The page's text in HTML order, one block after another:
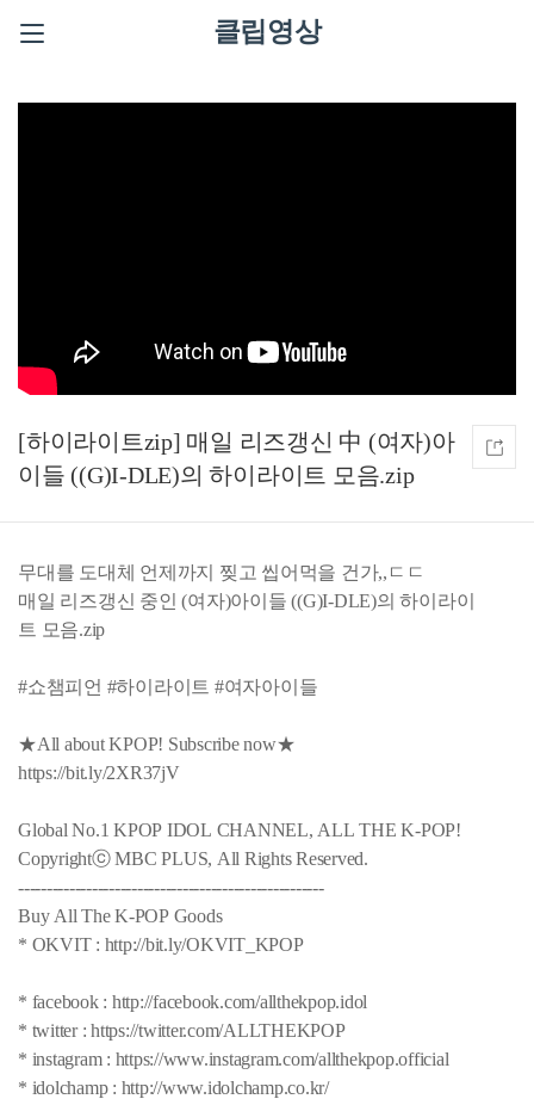
클립영상
[하이라이트zip] 매일 리즈갱신 中 (여자)아
이들 ((G)I-DLE)의 하이라이트 모음.zip
무대를 도대체 언제까지 찢고 씹어먹을 건가,,ㄷㄷ
매일 리즈갱신 중인 (여자)아이들 ((G)I-DLE)의 하이라이
트 모음.zip
#쇼챔피언 #하이라이트 #여자아이들
★All about KPOP! Subscribe now★
https://bit.ly/2XR37jV
Global No.1 KPOP IDOL CHANNEL, ALL THE K-POP!
Copyrightⓒ MBC PLUS, All Rights Reserved.
------------------------------------------------------
Buy All The K-POP Goods
* OKVIT : http://bit.ly/OKVIT_KPOP
* facebook : http://facebook.com/allthekpop.idol
* twitter : https://twitter.com/ALLTHEKPOP
* instagram : https://www.instagram.com/allthekpop.official
* idolchamp : http://www.idolchamp.co.kr/